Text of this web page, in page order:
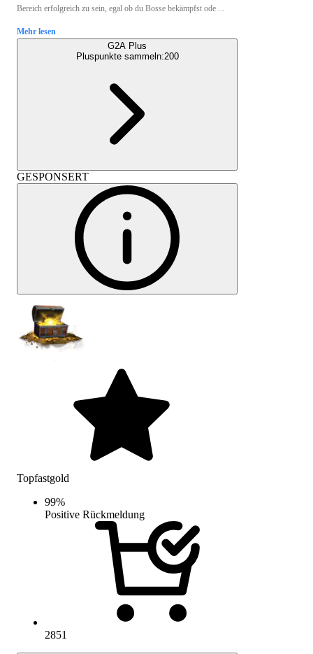
Bereich erfolgreich zu sein, egal ob du Bosse bekämpfst ode ...
Mehr lesen
G2A Plus
Pluspunkte sammeln:200
GESPONSERT
Topfastgold
99%
Positive Rückmeldung
2851